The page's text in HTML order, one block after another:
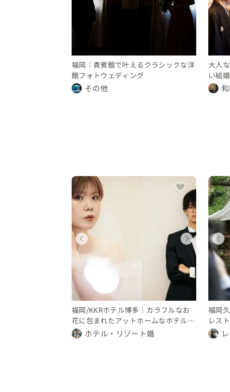
福岡県
福岡｜貴賓館で叶えるクラシックな洋
館フォトウェディング
その他
福岡県
大人
い結
200 〜 250 万円
福岡/KKRホテル博多｜カラフルなお
花に包まれたアットホームなホテルウ
ェディング
ホテル・リゾート婚
福岡
レス
ング
250 〜 300 万円